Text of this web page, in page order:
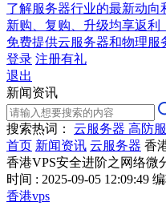
了解服务器行业的最新动向
新购、复购、升级均享返利
免费提供云服务器和物理服
登录 注册有礼
退出
新闻资讯
搜索热词： 云服务器 高防
首页 新闻资讯 云服务器 香
香港VPS安全进阶之网络微
时间 : 2025-09-05 12:09:49
香港vps